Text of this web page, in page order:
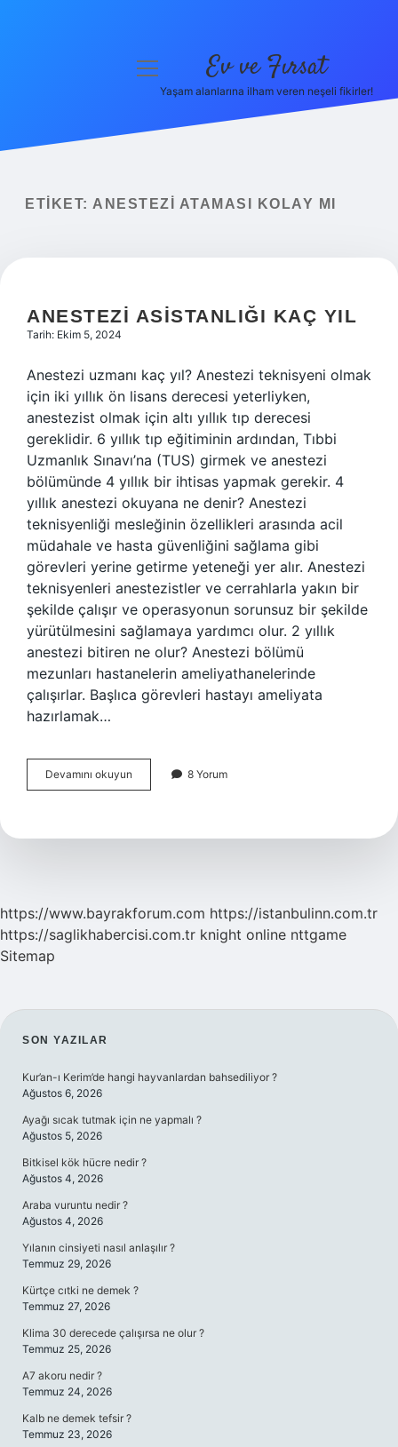
Yasal Uyarı
menüyü
Ev ve Fırsat
Yaşam alanlarına ilham veren neşeli fikirler!
ETIKET: ANESTEZI ATAMASI KOLAY MI
ANESTEZI ASISTANLIĞI KAÇ YIL
Tarih: Ekim 5, 2024
Anestezi uzmanı kaç yıl? Anestezi teknisyeni olmak
için iki yıllık ön lisans derecesi yeterliyken,
anestezist olmak için altı yıllık tıp derecesi
gereklidir. 6 yıllık tıp eğitiminin ardından, Tıbbi
Uzmanlık Sınavı’na (TUS) girmek ve anestezi
bölümünde 4 yıllık bir ihtisas yapmak gerekir. 4
yıllık anestezi okuyana ne denir? Anestezi
teknisyenliği mesleğinin özellikleri arasında acil
müdahale ve hasta güvenliğini sağlama gibi
görevleri yerine getirme yeteneği yer alır. Anestezi
teknisyenleri anestezistler ve cerrahlarla yakın bir
şekilde çalışır ve operasyonun sorunsuz bir şekilde
yürütülmesini sağlamaya yardımcı olur. 2 yıllık
anestezi bitiren ne olur? Anestezi bölümü
mezunları hastanelerin ameliyathanelerinde
çalışırlar. Başlıca görevleri hastayı ameliyata
hazırlamak…
Devamını okuyun Anestezi
Asistanlığı
8 Yorum
https://www.bayrakforum.com https://istanbulinn.com.tr
https://saglikhabercisi.com.tr knight online nttgame
Sitemap
SIDEBAR
SON YAZILAR
Kur’an-ı Kerim’de hangi hayvanlardan bahsediliyor ?
Ağustos 6, 2026
Ayağı sıcak tutmak için ne yapmalı ?
Ağustos 5, 2026
Bitkisel kök hücre nedir ?
Ağustos 4, 2026
Araba vuruntu nedir ?
Ağustos 4, 2026
Yılanın cinsiyeti nasıl anlaşılır ?
Temmuz 29, 2026
Kürtçe cıtki ne demek ?
Temmuz 27, 2026
Klima 30 derecede çalışırsa ne olur ?
Temmuz 25, 2026
A7 akoru nedir ?
Temmuz 24, 2026
Kalb ne demek tefsir ?
Temmuz 23, 2026